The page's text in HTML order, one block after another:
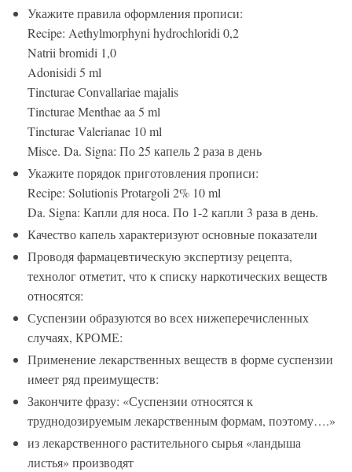
Укажите правила оформления прописи:
Recipe: Aethylmorphyni hydrochloridi 0,2
Natrii bromidi 1,0
Adonisidi 5 ml
Tincturae Convallariae majalis
Tincturae Menthae aa 5 ml
Tincturae Valerianae 10 ml
Misce. Da. Signa: По 25 капель 2 раза в день
Укажите порядок приготовления прописи:
Recipe: Solutionis Protargoli 2% 10 ml
Da. Signa: Капли для носа. По 1-2 капли 3 раза в день.
Качество капель характеризуют основные показатели
Проводя фармацевтическую экспертизу рецепта,
технолог отметит, что к списку наркотических веществ
относятся:
Суспензии образуются во всех нижеперечисленных
случаях, КРОМЕ:
Применение лекарственных веществ в форме суспензии
имеет ряд преимуществ:
Закончите фразу: «Суспензии относятся к
труднодозируемым лекарственным формам, поэтому….»
из лекарственного растительного сырья «ландыша
листья» производят